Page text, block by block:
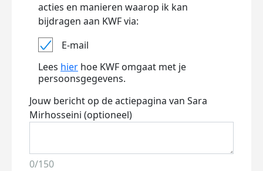
acties en manieren waarop ik kan
bijdragen aan KWF via:
E-mail
Lees hier hoe KWF omgaat met je
persoonsgegevens.
Jouw bericht op de actiepagina van Sara
Mirhosseini (optioneel)
0/150